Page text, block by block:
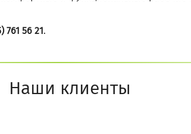
761 56 21.
Наши клиенты